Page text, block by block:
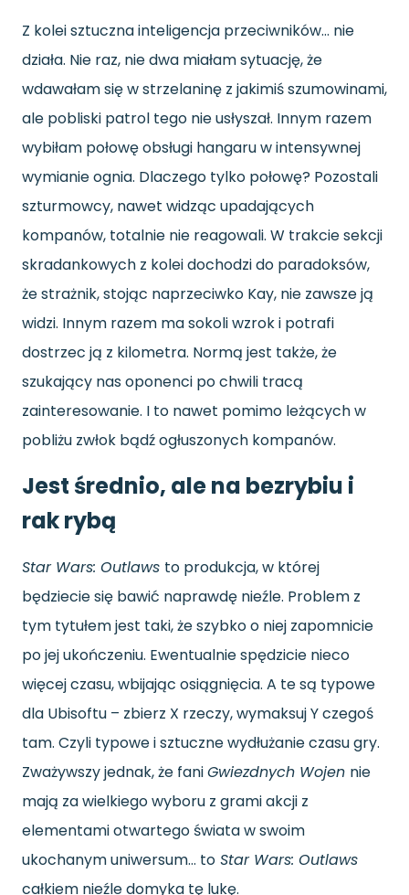
Z kolei sztuczna inteligencja przeciwników… nie
działa. Nie raz, nie dwa miałam sytuację, że
wdawałam się w strzelaninę z jakimiś szumowinami,
ale pobliski patrol tego nie usłyszał. Innym razem
wybiłam połowę obsługi hangaru w intensywnej
wymianie ognia. Dlaczego tylko połowę? Pozostali
szturmowcy, nawet widząc upadających
kompanów, totalnie nie reagowali. W trakcie sekcji
skradankowych z kolei dochodzi do paradoksów,
że strażnik, stojąc naprzeciwko Kay, nie zawsze ją
widzi. Innym razem ma sokoli wzrok i potrafi
dostrzec ją z kilometra. Normą jest także, że
szukający nas oponenci po chwili tracą
zainteresowanie. I to nawet pomimo leżących w
pobliżu zwłok bądź ogłuszonych kompanów.
Jest średnio, ale na bezrybiu i
rak rybą
Star Wars: Outlaws to produkcja, w której
będziecie się bawić naprawdę nieźle. Problem z
tym tytułem jest taki, że szybko o niej zapomnicie
po jej ukończeniu. Ewentualnie spędzicie nieco
więcej czasu, wbijając osiągnięcia. A te są typowe
dla Ubisoftu – zbierz X rzeczy, wymaksuj Y czegoś
tam. Czyli typowe i sztuczne wydłużanie czasu gry.
Zważywszy jednak, że faniGwiezdnych Wojen nie
mają za wielkiego wyboru z grami akcji z
elementami otwartego świata w swoim
ukochanym uniwersum… to Star Wars: Outlaws
całkiem nieźle domyka tę lukę.